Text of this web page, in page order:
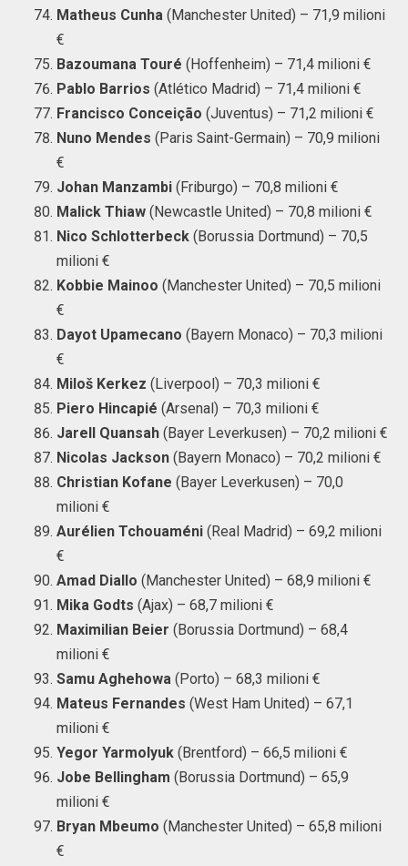
Matheus Cunha (Manchester United) – 71,9 milioni
€
Bazoumana Touré (Hoffenheim) – 71,4 milioni €
Pablo Barrios (Atlético Madrid) – 71,4 milioni €
Francisco Conceição (Juventus) – 71,2 milioni €
Nuno Mendes (Paris Saint-Germain) – 70,9 milioni
€
Johan Manzambi (Friburgo) – 70,8 milioni €
Malick Thiaw (Newcastle United) – 70,8 milioni €
Nico Schlotterbeck (Borussia Dortmund) – 70,5
milioni €
Kobbie Mainoo (Manchester United) – 70,5 milioni
€
Dayot Upamecano (Bayern Monaco) – 70,3 milioni
€
Miloš Kerkez (Liverpool) – 70,3 milioni €
Piero Hincapié (Arsenal) – 70,3 milioni €
Jarell Quansah (Bayer Leverkusen) – 70,2 milioni €
Nicolas Jackson (Bayern Monaco) – 70,2 milioni €
Christian Kofane (Bayer Leverkusen) – 70,0
milioni €
Aurélien Tchouaméni (Real Madrid) – 69,2 milioni
€
Amad Diallo (Manchester United) – 68,9 milioni €
Mika Godts (Ajax) – 68,7 milioni €
Maximilian Beier (Borussia Dortmund) – 68,4
milioni €
Samu Aghehowa (Porto) – 68,3 milioni €
Mateus Fernandes (West Ham United) – 67,1
milioni €
Yegor Yarmolyuk (Brentford) – 66,5 milioni €
Jobe Bellingham (Borussia Dortmund) – 65,9
milioni €
Bryan Mbeumo (Manchester United) – 65,8 milioni
€